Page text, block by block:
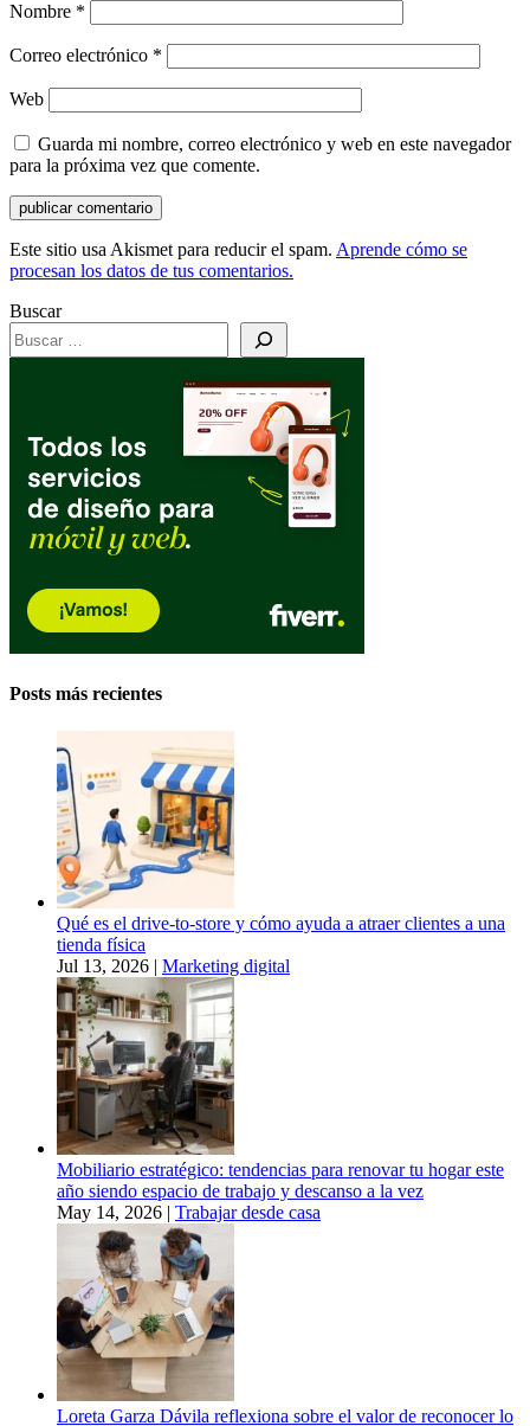
Nombre *
Correo electrónico *
Web
Guarda mi nombre, correo electrónico y web en este navegador
para la próxima vez que comente.
Este sitio usa Akismet para reducir el spam. Aprende cómo se
procesan los datos de tus comentarios.
Buscar
Posts más recientes
Qué es el drive-to-store y cómo ayuda a atraer clientes a una
tienda física
Jul 13, 2026 | Marketing digital
Mobiliario estratégico: tendencias para renovar tu hogar este
año siendo espacio de trabajo y descanso a la vez
May 14, 2026 | Trabajar desde casa
Loreta Garza Dávila reflexiona sobre el valor de reconocer lo